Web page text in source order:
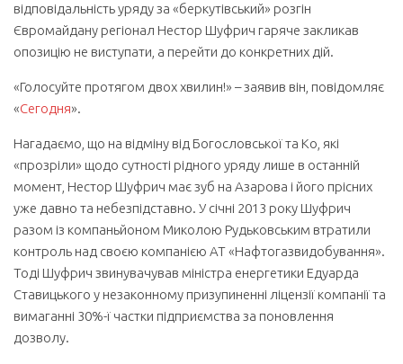
відповідальність уряду за «беркутівський» розгін
Євромайдану регіонал Нестор Шуфрич гаряче закликав
опозицію не виступати, а перейти до конкретних дій.
«Голосуйте протягом двох хвилин!» – заявив він, повідомляє
«Сегодня».
Нагадаємо, що на відміну від Богословської та Ко, які
«прозріли» щодо сутності рідного уряду лише в останній
момент, Нестор Шуфрич має зуб на Азарова і його прісних
уже давно та небезпідставно. У січні 2013 року Шуфрич
разом із компаньйоном Миколою Рудьковським втратили
контроль над своєю компанією АТ «Нафтогазвидобування».
Тоді Шуфрич звинувачував міністра енергетики Едуарда
Ставицького у незаконному призупиненні ліцензії компанії та
вимаганні 30%-ї частки підприємства за поновлення
дозволу.